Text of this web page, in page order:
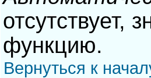
отсутствует,
функцию.
Вернуться к